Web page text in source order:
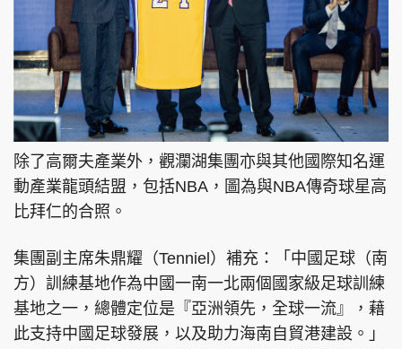
除了高爾夫產業外，觀瀾湖集團亦與其他國際知名運
動產業龍頭結盟，包括NBA，圖為與NBA傳奇球星高
比拜仁的合照。
集團副主席朱鼎耀（Tenniel）補充：「中國足球（南
方）訓練基地作為中國一南一北兩個國家級足球訓練
基地之一，總體定位是『亞洲領先，全球一流』，藉
此支持中國足球發展，以及助力海南自貿港建設。」